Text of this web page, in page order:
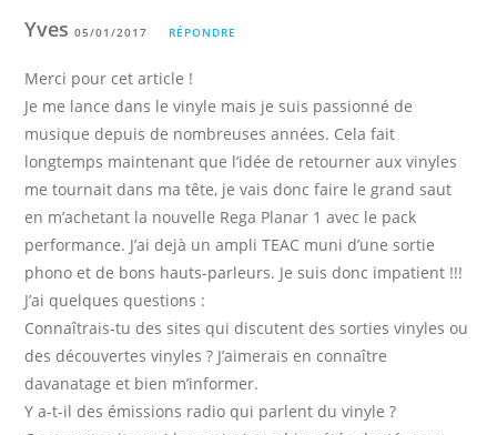
Yves05/01/2017 RÉPONDRE
Merci pour cet article !
Je me lance dans le vinyle mais je suis passionné de
musique depuis de nombreuses années. Cela fait
longtemps maintenant que l’idée de retourner aux vinyles
me tournait dans ma tête, je vais donc faire le grand saut
en m’achetant la nouvelle Rega Planar 1 avec le pack
performance. J’ai dejà un ampli TEAC muni d’une sortie
phono et de bons hauts-parleurs. Je suis donc impatient !!!
J’ai quelques questions :
Connaîtrais-tu des sites qui discutent des sorties vinyles ou
des découvertes vinyles ? J’aimerais en connaître
davanatage et bien m’informer.
Y a-t-il des émissions radio qui parlent du vinyle ?